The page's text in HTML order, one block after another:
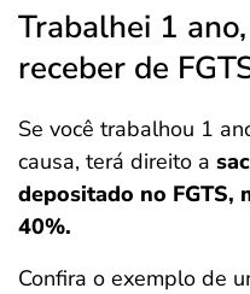
Trabalhei 1
receber de
Se você trabalhou 1
causa, terá direito a
depositado no FGTS,
40%.
Confira o exemplo de